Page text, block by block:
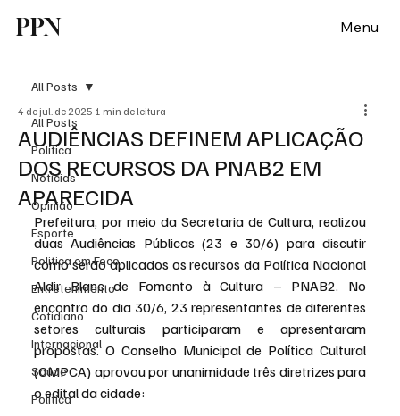
PPN Menu
All Posts
Política
Notícias
Opinião
Esporte
Politica em Foco
Entretenimento
Cotidiano
Internacional
Saúde
Politica
All Posts
AUDIÊNCIAS DEFINEM APLICAÇÃO
DOS RECURSOS DA PNAB2 EM
APARECIDA
4 de jul. de 2025 1 min de leitura
Prefeitura, por meio da Secretaria de Cultura, realizou
duas Audiências Públicas (23 e 30/6) para discutir
como serão aplicados os recursos da Política Nacional
Aldir Blanc de Fomento à Cultura – PNAB2. No
encontro do dia 30/6, 23 representantes de diferentes
setores culturais participaram e apresentaram
propostas. O Conselho Municipal de Política Cultural
(CMPCA) aprovou por unanimidade três diretrizes para
o edital da cidade: